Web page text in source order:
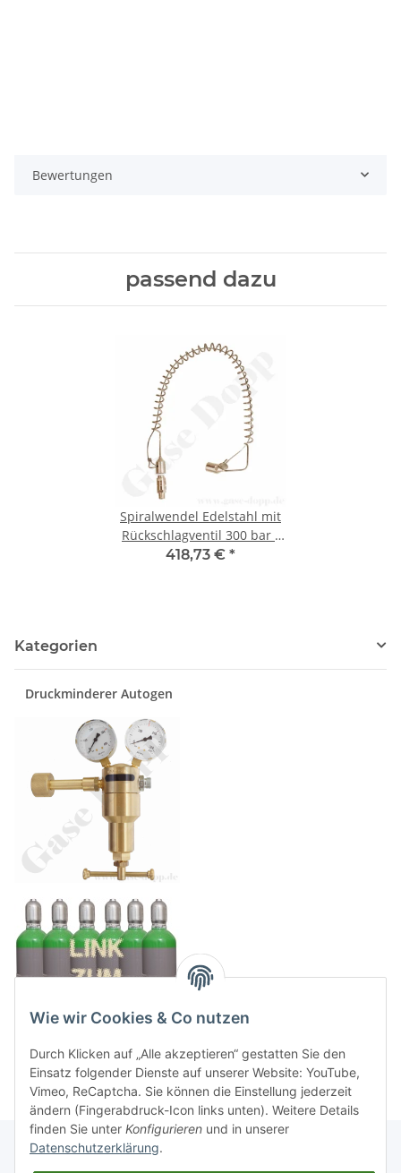
Bewertungen
passend dazu
Spiralwendel Edelstahl mit
Rückschlagventil 300 bar -
Eingang 1/4" NPT IG 90° /
418,73 € *
Kategorien
Druckminderer Autogen
Wie wir Cookies & Co nutzen
Durch Klicken auf „Alle akzeptieren“ gestatten Sie den
Einsatz folgender Dienste auf unserer Website: YouTube,
Vimeo, ReCaptcha. Sie können die Einstellung jederzeit
ändern (Fingerabdruck-Icon links unten). Weitere Details
finden Sie unter Konfigurieren und in unserer
Datenschutzerklärung.